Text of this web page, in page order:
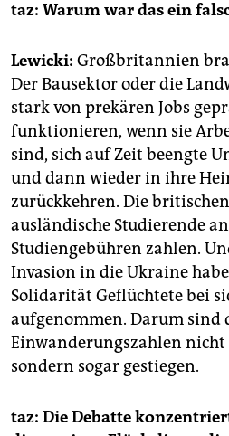
taz: Warum war das ein
Lewicki: Großbritannien
Der Bausektor oder die
stark von prekären Jobs
funktionieren, wenn sie
sind, sich auf Zeit beengte
und dann wieder in ihre
zurückkehren. Die
ausländische Studierende
Studiengebühren zahlen.
Invasion in die Ukraine
Solidarität Geflüchtete bei
aufgenommen. Darum sind
Einwanderungszahlen nicht
sondern sogar gestiegen.
taz: Die Debatte